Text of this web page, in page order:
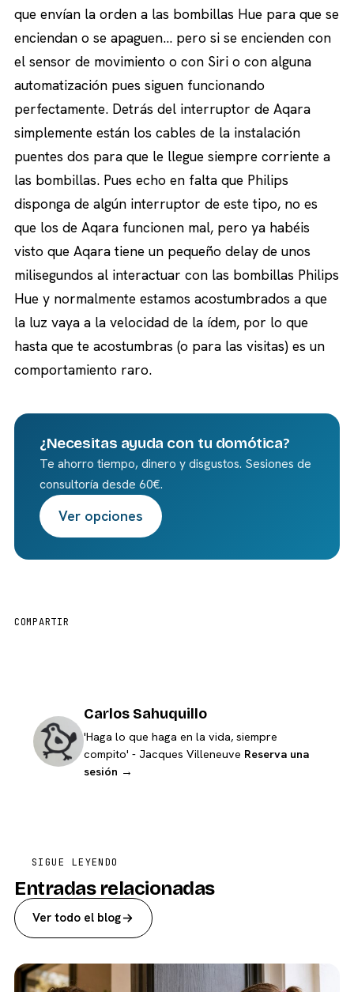
que envían la orden a las bombillas Hue para que se
enciendan o se apaguen… pero si se encienden con
el sensor de movimiento o con Siri o con alguna
automatización pues siguen funcionando
perfectamente. Detrás del interruptor de Aqara
simplemente están los cables de la instalación
puentes dos para que le llegue siempre corriente a
las bombillas. Pues echo en falta que Philips
disponga de algún interruptor de este tipo, no es
que los de Aqara funcionen mal, pero ya habéis
visto que Aqara tiene un pequeño delay de unos
milisegundos al interactuar con las bombillas Philips
Hue y normalmente estamos acostumbrados a que
la luz vaya a la velocidad de la ídem, por lo que
hasta que te acostumbras (o para las visitas) es un
comportamiento raro.
¿Necesitas ayuda con tu domótica?
Te ahorro tiempo, dinero y disgustos. Sesiones de
consultoría desde 60€.
Ver opciones
COMPARTIR
Carlos Sahuquillo
'Haga lo que haga en la vida, siempre
compito' - Jacques Villeneuve Reserva una
sesión →
SIGUE LEYENDO
Entradas relacionadas
Ver todo el blog